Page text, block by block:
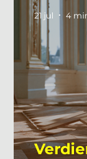
21 jul 4